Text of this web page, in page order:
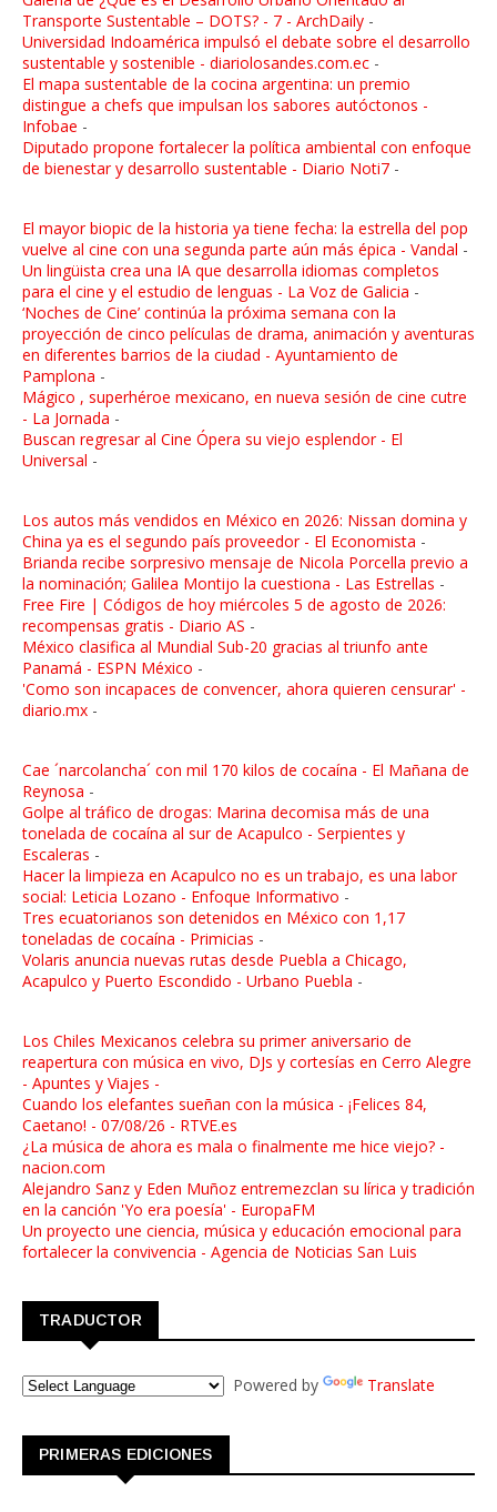
Transporte Sustentable – DOTS? - 7 - ArchDaily -
Universidad Indoamérica impulsó el debate sobre el desarrollo
sustentable y sostenible - diariolosandes.com.ec -
El mapa sustentable de la cocina argentina: un premio
distingue a chefs que impulsan los sabores autóctonos -
Infobae -
Diputado propone fortalecer la política ambiental con enfoque
de bienestar y desarrollo sustentable - Diario Noti7 -
El mayor biopic de la historia ya tiene fecha: la estrella del pop
vuelve al cine con una segunda parte aún más épica - Vandal -
Un lingüista crea una IA que desarrolla idiomas completos
para el cine y el estudio de lenguas - La Voz de Galicia -
‘Noches de Cine’ continúa la próxima semana con la
proyección de cinco películas de drama, animación y aventuras
en diferentes barrios de la ciudad - Ayuntamiento de
Pamplona -
Mágico , superhéroe mexicano, en nueva sesión de cine cutre
- La Jornada -
Buscan regresar al Cine Ópera su viejo esplendor - El
Universal -
Los autos más vendidos en México en 2026: Nissan domina y
China ya es el segundo país proveedor - El Economista -
Brianda recibe sorpresivo mensaje de Nicola Porcella previo a
la nominación; Galilea Montijo la cuestiona - Las Estrellas -
Free Fire | Códigos de hoy miércoles 5 de agosto de 2026:
recompensas gratis - Diario AS -
México clasifica al Mundial Sub-20 gracias al triunfo ante
Panamá - ESPN México -
'Como son incapaces de convencer, ahora quieren censurar' -
diario.mx -
Cae ´narcolancha´ con mil 170 kilos de cocaína - El Mañana de
Reynosa -
Golpe al tráfico de drogas: Marina decomisa más de una
tonelada de cocaína al sur de Acapulco - Serpientes y
Escaleras -
Hacer la limpieza en Acapulco no es un trabajo, es una labor
social: Leticia Lozano - Enfoque Informativo -
Tres ecuatorianos son detenidos en México con 1,17
toneladas de cocaína - Primicias -
Volaris anuncia nuevas rutas desde Puebla a Chicago,
Acapulco y Puerto Escondido - Urbano Puebla -
Los Chiles Mexicanos celebra su primer aniversario de
reapertura con música en vivo, DJs y cortesías en Cerro Alegre
- Apuntes y Viajes -
Cuando los elefantes sueñan con la música - ¡Felices 84,
Caetano! - 07/08/26 - RTVE.es
¿La música de ahora es mala o finalmente me hice viejo? -
nacion.com
Alejandro Sanz y Eden Muñoz entremezclan su lírica y tradición
en la canción 'Yo era poesía' - EuropaFM
Un proyecto une ciencia, música y educación emocional para
fortalecer la convivencia - Agencia de Noticias San Luis
TRADUCTOR
Powered by Translate
PRIMERAS EDICIONES